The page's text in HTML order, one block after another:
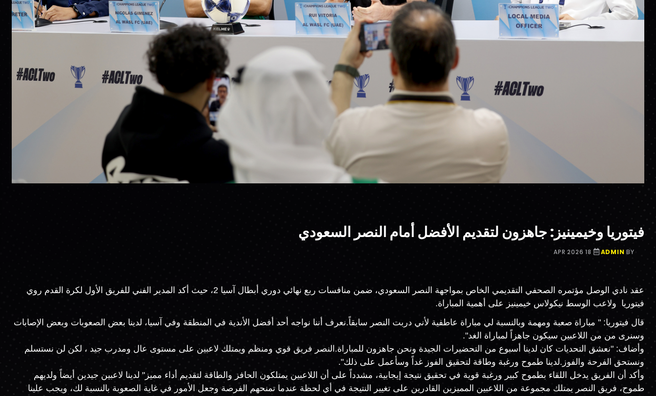
فيتوريا وخيمينيز: جاهزون لتقديم الأفضل أمام النصر السعودي
BY
ADMIN
عقد نادي الوصل مؤتمره الصحفي التقديمي الخاص بمواجهة النصر السعودي، ضمن منافسات ربع نهائي دوري أبطال آسيا 2، حيث أكد المدير الفني للفريق الأول لكرة القدم روي
فيتوريا ولاعب الوسط نيكولاس خيمينيز على أهمية المباراة.
قال فيتوريا: " مباراة صعبة ومهمة وبالنسبة لي مباراة عاطفية لأني دربت النصر سابقاً.نعرف أننا نواجه أحد أفضل الأندية في المنطقة وفي آسيا، لدينا بعض الصعوبات وبعض الإصابات
وسنرى من من اللاعبين سيكون جاهزاً لمباراة الغد".
وأضاف: "نعشق التحديات كان لدينا أسبوع من التحضيرات الجيدة ونحن جاهزون للمباراة.النصر فريق قوي ومنظم ويمتلك لاعبين على مستوى عال ومدرب جيد ، لكن لن نستسلم
ونستحق الفرحة والفوز.لدينا طموح ورغبة وطاقة لتحقيق الفوز غداً وسأعمل على ذلك".
وأكد أن الفريق يدخل اللقاء بطموح كبير ورغبة قوية في تحقيق نتيجة إيجابية، مشدداً على أن اللاعبين يمتلكون الحافز والطاقة لتقديم أداء مميز" لدينا لاعبين جيدين أيضاً ولديهم
طموح، فريق النصر يمتلك مجموعة من اللاعبين المميزين القادرين على تغيير النتيجة في أي لحظة عندما تمنحهم الفرصة وجعل الأمور في غاية الصعوبة بالنسبة لك، ويجب علينا